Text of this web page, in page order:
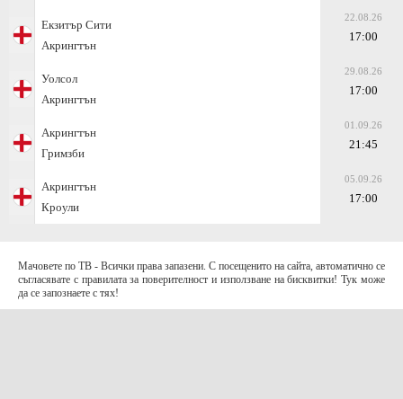
Екзитър Сити
Акрингтън
22.08.26
17:00
Уолсол
Акрингтън
29.08.26
17:00
Акрингтън
Гримзби
01.09.26
21:45
Акрингтън
Кроули
05.09.26
17:00
Мачовете по ТВ - Всички права запазени. С посещенито на сайта, автоматично се
съгласявате с правилата за поверителност и използване на бисквитки! Тук може
да се запознаете с тях!